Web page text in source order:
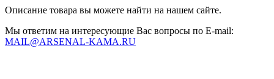
Описание товара вы можете найти на нашем сайте.
Мы ответим на интересующие Вас вопросы по E-mail:
MAIL@ARSENAL-KAMA.RU